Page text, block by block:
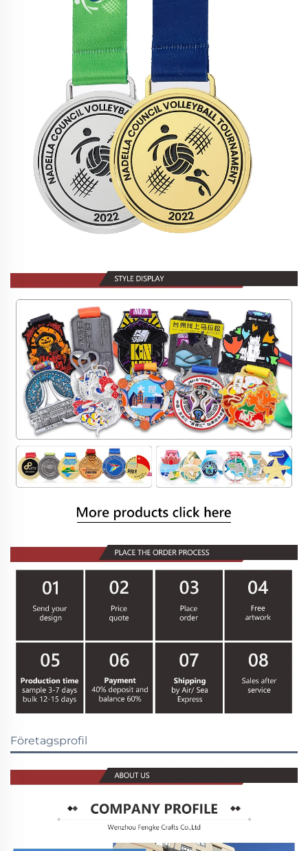
Företagsprofil